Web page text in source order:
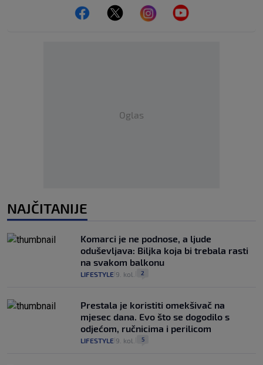
Oglas
NAJČITANIJE
Komarci je ne podnose, a ljude
oduševljava: Biljka koja bi trebala rasti
na svakom balkonu
LIFESTYLE 9. kol. 2
Prestala je koristiti omekšivač na
mjesec dana. Evo što se dogodilo s
odjećom, ručnicima i perilicom
LIFESTYLE 9. kol. 5